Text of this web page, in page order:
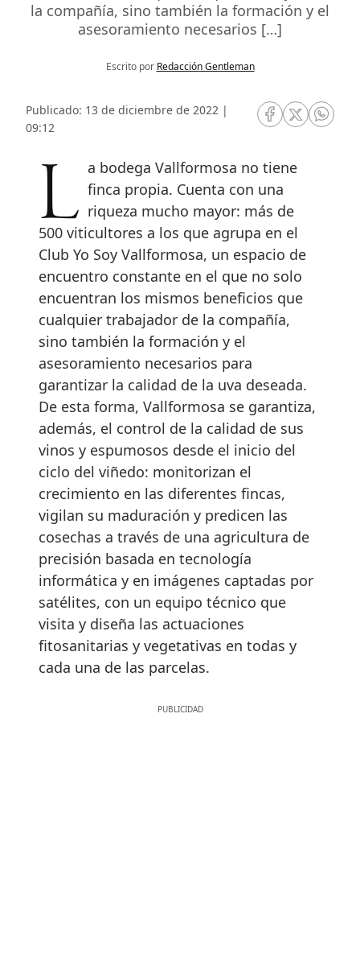
la compañía, sino también la formación y el
asesoramiento necesarios […]
Escrito por Redacción Gentleman
Publicado: 13 de diciembre de 2022 |
09:12
RRSS Facebook
RRSSRRSS
La bodega Vallformosa no tiene finca propia. Cuenta con una
riqueza mucho mayor: más de
500 viticultores a los que agrupa en el
Club Yo Soy Vallformosa, un espacio de
encuentro constante en el que no solo
encuentran los mismos beneficios que
cualquier trabajador de la compañía,
sino también la formación y el
asesoramiento necesarios para
garantizar la calidad de la uva deseada.
De esta forma, Vallformosa se garantiza,
además, el control de la calidad de sus
vinos y espumosos desde el inicio del
ciclo del viñedo: monitorizan el
crecimiento en las diferentes fincas,
vigilan su maduración y predicen las
cosechas a través de una agricultura de
precisión basada en tecnología
informática y en imágenes captadas por
satélites, con un equipo técnico que
visita y diseña las actuaciones
fitosanitarias y vegetativas en todas y
cada una de las parcelas.